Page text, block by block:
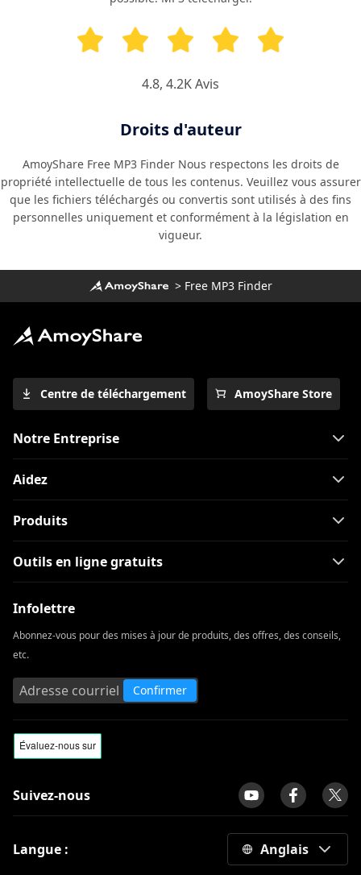
4.8, 4.2KAvis
Droits d'auteur
AmoyShare Free MP3 Finder Nous respectons les droits de
propriété intellectuelle de tous les contenus. Veuillez vous assurer
que les fichiers téléchargés ou convertis sont utilisés à des fins
personnelles uniquement et conformément à la législation en
vigueur.
> Free MP3 Finder
Centre de téléchargement AmoyShare Store
Notre Entreprise
Aidez
Produits
Outils en ligne gratuits
Infolettre
Abonnez-vous pour des mises à jour de produits, des offres, des conseils,
etc.
Confirmer
Suivez-nous
Langue : Anglais